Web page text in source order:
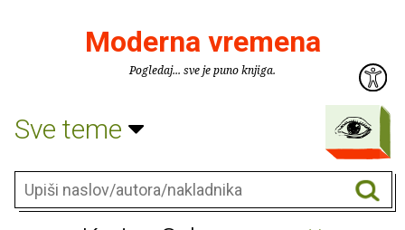
Moderna vremena
Pogledaj... sve je puno knjiga.
Sve teme